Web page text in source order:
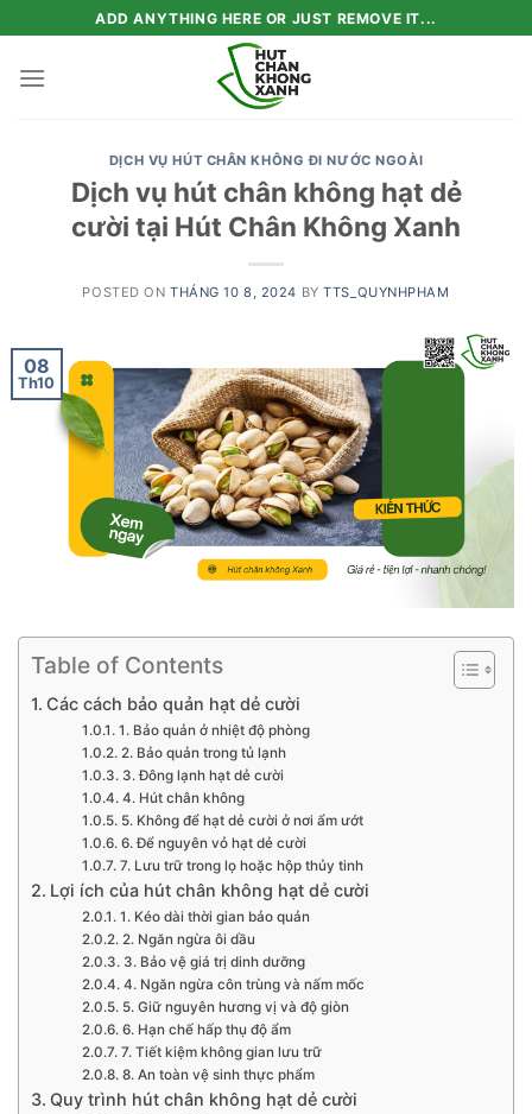
to
content
ADD ANYTHING HERE OR JUST REMOVE IT...
DỊCH VỤ HÚT CHÂN KHÔNG ĐI NƯỚC NGOÀI
Dịch vụ hút chân không hạt dẻ
cười tại Hút Chân Không Xanh
POSTED ONTHÁNG 10 8, 2024 BYTTS_QUYNHPHAM
08
Th10
Table of Contents
Các cách bảo quản hạt dẻ cười
1. Bảo quản ở nhiệt độ phòng
2. Bảo quản trong tủ lạnh
3. Đông lạnh hạt dẻ cười
4. Hút chân không
5. Không để hạt dẻ cười ở nơi ẩm ướt
6. Để nguyên vỏ hạt dẻ cười
7. Lưu trữ trong lọ hoặc hộp thủy tinh
Lợi ích của hút chân không hạt dẻ cười
1. Kéo dài thời gian bảo quản
2. Ngăn ngừa ôi dầu
3. Bảo vệ giá trị dinh dưỡng
4. Ngăn ngừa côn trùng và nấm mốc
5. Giữ nguyên hương vị và độ giòn
6. Hạn chế hấp thụ độ ẩm
7. Tiết kiệm không gian lưu trữ
8. An toàn vệ sinh thực phẩm
Quy trình hút chân không hạt dẻ cười